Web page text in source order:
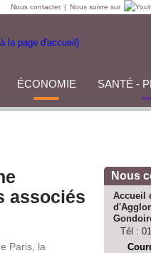
Nous contacter | Nous suivre sur
ÉCONOMIE SANTÉ -
associés
Paris, la
Nous
Accueil
Tél :